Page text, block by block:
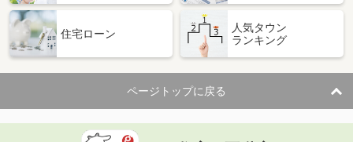
住宅ローン
人気タウン
ランキング
ページトップに戻る